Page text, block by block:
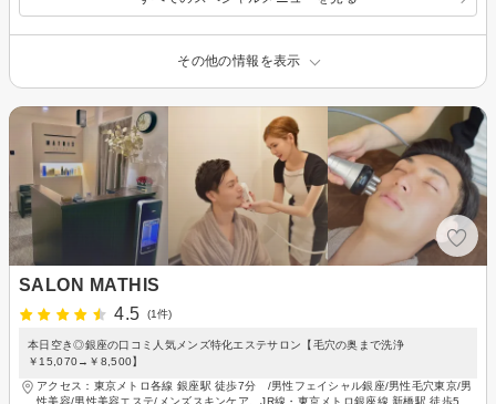
その他の情報を表示
SALON MATHIS
4.5
(1件)
本日空き◎銀座の口コミ人気メンズ特化エステサロン【毛穴の奥まで洗浄
￥15,070→￥8,500】
アクセス：東京メトロ各線 銀座駅 徒歩7分 /男性フェイシャル銀座/男性毛穴東京/男